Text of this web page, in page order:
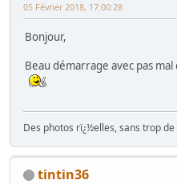
05 Février 2018, 17:00:28
Bonjour,
Beau démarrage avec pas
Des photos rï¿½elles, sans trop
tintin36